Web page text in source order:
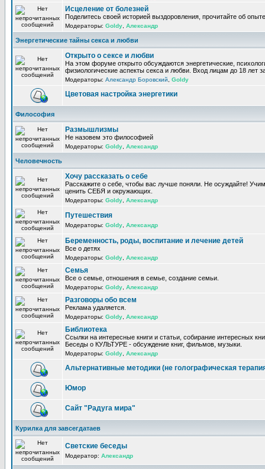
Исцеление от болезней
Поделитесь своей историей выздоровления, прочитайте об
Модераторы: Goldy Александр
Энергетические тайны секса и любви
Открыто о сексе и любви
На этом форуме открыто обсуждаются энергетические,
физиологические аспекты секса и любви. Вход лицам до 18 лет
Модераторы: Александр Боровский Goldy
Цветовая настройка энергетики
Философия
Размышлизмы
Не назовем это философией
Модераторы: Goldy Александр
Человечность
Хочу рассказать о себе
Расскажите о себе, чтобы вас лучше поняли. Не осуждайте!
ценить СЕБЯ и окружающих.
Модераторы: Goldy Александр
Путешествия
Модераторы: Goldy Александр
Беременность, роды, воспитание и лечение детей
Все о детях
Модераторы: Goldy Александр
Семья
Все о семье, отношения в семье, создание семьи.
Модераторы: Goldy Александр
Разговоры обо всем
Реклама удаляется.
Модераторы: Goldy Александр
Библиотека
Ссылки на интересные книги и статьи, собирание интересных
Беседы о КУЛЬТУРЕ - обсуждение книг, фильмов, музыки.
Модераторы: Goldy Александр
Альтернативные методики (не голографическая
Юмор
Сайт "Радуга мира"
Курилка для завсегдатаев
Светские беседы
Модератор: Александр